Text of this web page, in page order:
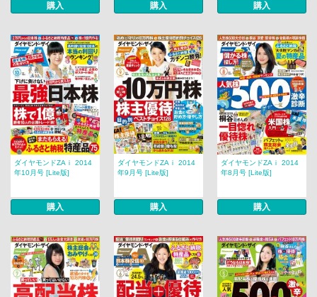
購入 購入 購入
ダイヤモンドZAｉ 2014
年10月号 [Lite版]
購入
ダイヤモンドZAｉ 2014
年9月号 [Lite版]
購入
ダイヤモンドZAｉ 2014
年8月号 [Lite版]
購入